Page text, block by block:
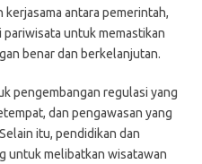
antara pemerintah,
untuk memastikan
benar dan berkelanjutan.
pengembangan regulasi yang
dan pengawasan yang
itu, pendidikan dan
untuk melibatkan wisatawan